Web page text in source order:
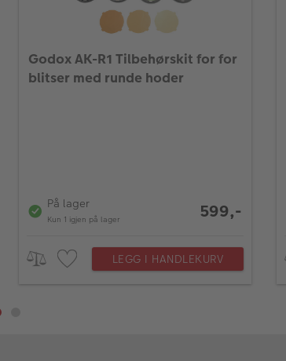
Godox AK-R1 Tilbehørskit for for
blitser med runde hoder
På lager
Kun 1 igjen på lager 599,-
LEGG I HANDLEKURV